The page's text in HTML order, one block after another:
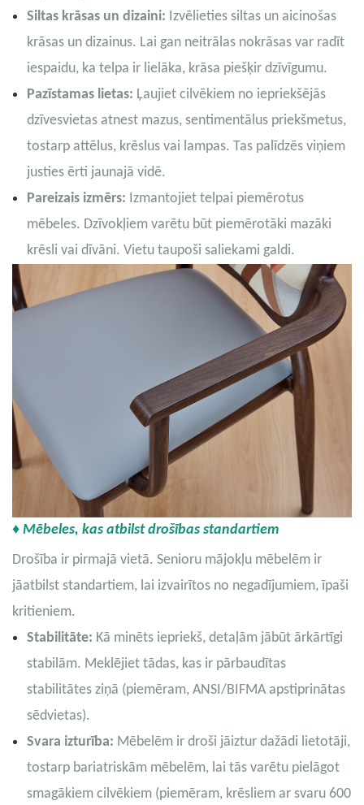
Siltas krāsas un dizaini: Izvēlieties siltas un aicinošas
krāsas un dizainus. Lai gan neitrālas nokrāsas var radīt
iespaidu, ka telpa ir lielāka, krāsa piešķir dzīvīgumu.
Pazīstamas lietas: Ļaujiet cilvēkiem no iepriekšējās
dzīvesvietas atnest mazus, sentimentālus priekšmetus,
tostarp attēlus, krēslus vai lampas. Tas palīdzēs viņiem
justies ērti jaunajā vidē.
Pareizais izmērs: Izmantojiet telpai piemērotus
mēbeles. Dzīvokļiem varētu būt piemērotāki mazāki
krēsli vai dīvāni. Vietu taupoši saliekami galdi.
♦ Mēbeles, kas atbilst drošības standartiem
Drošība ir pirmajā vietā. Senioru mājokļu mēbelēm ir
jāatbilst standartiem, lai izvairītos no negadījumiem, īpaši
kritieniem.
Stabilitāte: Kā minēts iepriekš, detaļām jābūt ārkārtīgi
stabilām. Meklējiet tādas, kas ir pārbaudītas
stabilitātes ziņā (piemēram, ANSI/BIFMA apstiprinātas
sēdvietas).
Svara izturība: Mēbelēm ir droši jāiztur dažādi lietotāji,
tostarp bariatriskām mēbelēm, lai tās varētu pielāgot
smagākiem cilvēkiem (piemēram, krēsliem ar svaru 600